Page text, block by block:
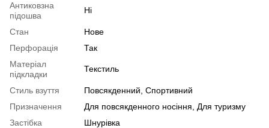
Антиковзна
підошва
Ні
Стан
Нове
Перфорація
Так
Матеріал
підкладки
Текстиль
Стиль взуття
Повсякденний, Спортивний
Призначення
Для повсякденного носіння, Для туризму
Застібка
Шнурівка